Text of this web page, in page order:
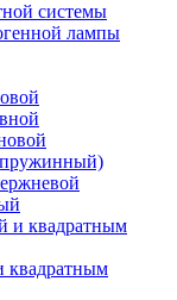
системы
лампы
квадратным